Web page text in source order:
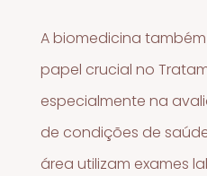
A biomedicina
papel crucial no
especialmente na
de condições de
área utilizam exames